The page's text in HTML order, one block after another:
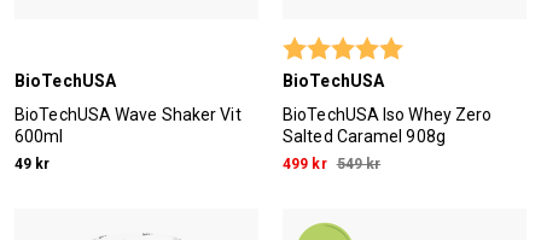
BioTechUSA
BioTechUSA Wave Shaker Vit
600ml
49 kr
Betyg:
BioTechUSA
BioTechUSA Iso Whey Zero
Salted Caramel 908g
499 kr 549 kr